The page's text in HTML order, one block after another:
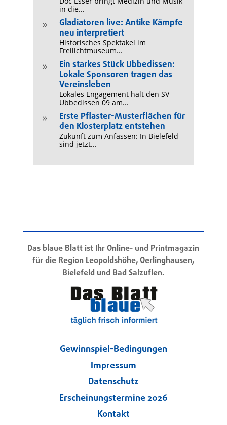
in die...
9
Gladiatoren live: Antike Kämpfe
neu interpretiert
Historisches Spektakel im
Freilichtmuseum...
9
Ein starkes Stück Ubbedissen:
Lokale Sponsoren tragen das
Vereinsleben
Lokales Engagement hält den SV
Ubbedissen 09 am...
9
Erste Pflaster-Musterflächen für
den Klosterplatz entstehen
Zukunft zum Anfassen: In Bielefeld
sind jetzt...
Das blaue Blatt ist Ihr Online- und Printmagazin
für die Region Leopoldshöhe, Oerlinghausen,
Bielefeld und Bad Salzuflen.
Gewinnspiel-Bedingungen
Impressum
Datenschutz
Erscheinungstermine 2026
Kontakt